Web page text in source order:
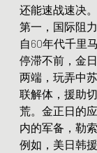
还能速战速决
第一，国际阻力
自60年代千里
停滞不前，金
两端，玩弄中
联解体，援助
荒。金正日的
内的军备，勒
例如，美日韩